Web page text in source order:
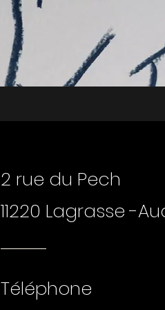
2 rue du Pech
11220 Lagrasse -
Téléphone